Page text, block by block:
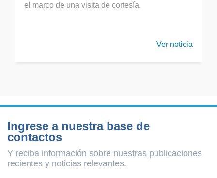
el marco de una visita de cortesía.
Ver noticia
Ingrese a nuestra base de
contactos
Y reciba información sobre nuestras publicaciones
recientes y noticias relevantes.